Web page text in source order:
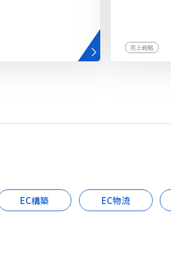
売上戦略
EC構築 EC物流